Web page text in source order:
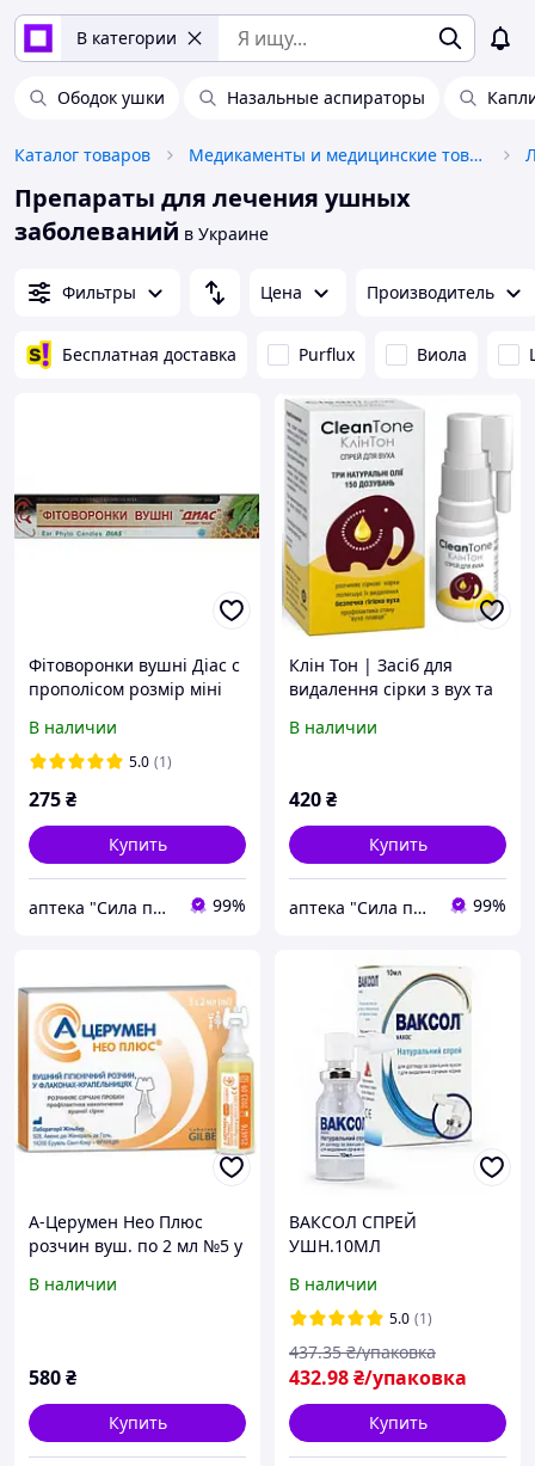
В категории
Ободок ушки Назальные аспираторы
Каталог товаров Медикаменты и медицинские товары
Препараты для лечения ушных
заболеваний в Украине
Фильтры Цена Производитель
Бесплатная доставка Purflux Виола
Фітоворонки вушні Діас с
прополісом розмір міні
В наличии
5.0 (1)
275₴
Купить
аптека "Сила природи " 99%
Клін Тон | Засіб для
видалення сірки з вух та
проходу
В наличии
420₴
Купить
аптека "Сила природи " 99%
А-Церумен Нео Плюс
розчин вуш. по 2 мл №5 у
В наличии
580₴
Купить
ВАКСОЛ СПРЕЙ
УШН.10МЛ
В наличии
5.0 (1)
432.98₴/упаковка
437.35 ₴/упаковка
Купить